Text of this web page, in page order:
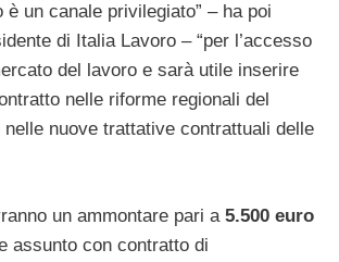
è un canale privilegiato” – ha poi
di Italia Lavoro – “per l’accesso
del lavoro e sarà utile inserire
nelle riforme regionali del
nelle nuove trattative contrattuali delle
un ammontare pari a 5.500 euro
assunto con contratto di